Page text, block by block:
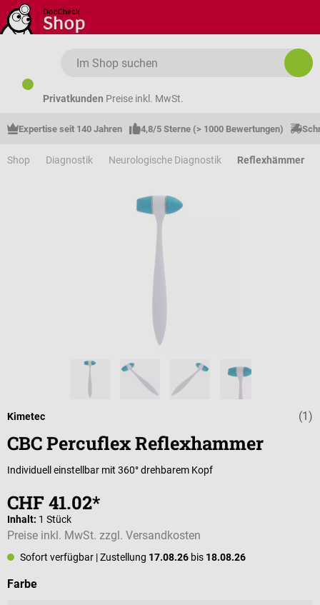
Zum Hauptinhalt springen
Privatkunden Preise inkl. MwSt.
Expertise seit 140 Jahren 4,8/5 Sterne (> 1000 Bewertungen)
Shop Diagnostik Neurologische Diagnostik Reflexhämmer
(1)
Kimetec
CBC Percuflex Reflexhammer
Individuell einstellbar mit 360° drehbarem Kopf
CHF 41.02*
Inhalt: 1 Stück
Preise inkl. MwSt. zzgl. Versandkosten
Sofort verfügbar | Zustellung 17.08.26 bis 18.08.26
Farbeauswählen